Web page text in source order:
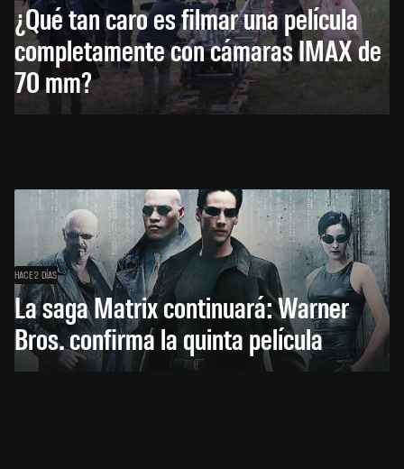
¿Qué tan caro es filmar una película
completamente con cámaras IMAX de
70 mm?
HACE 2 DÍAS
La saga Matrix continuará: Warner
Bros. confirma la quinta película